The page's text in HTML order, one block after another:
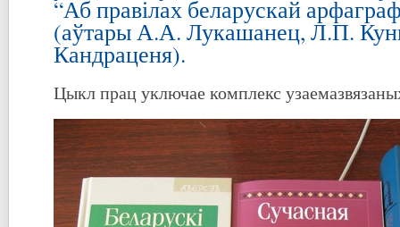
“Аб правілах беларускай
(аўтары А.А. Лукашанец, Л.П.
Кандраценя).
Цыкл прац уключае комплекс